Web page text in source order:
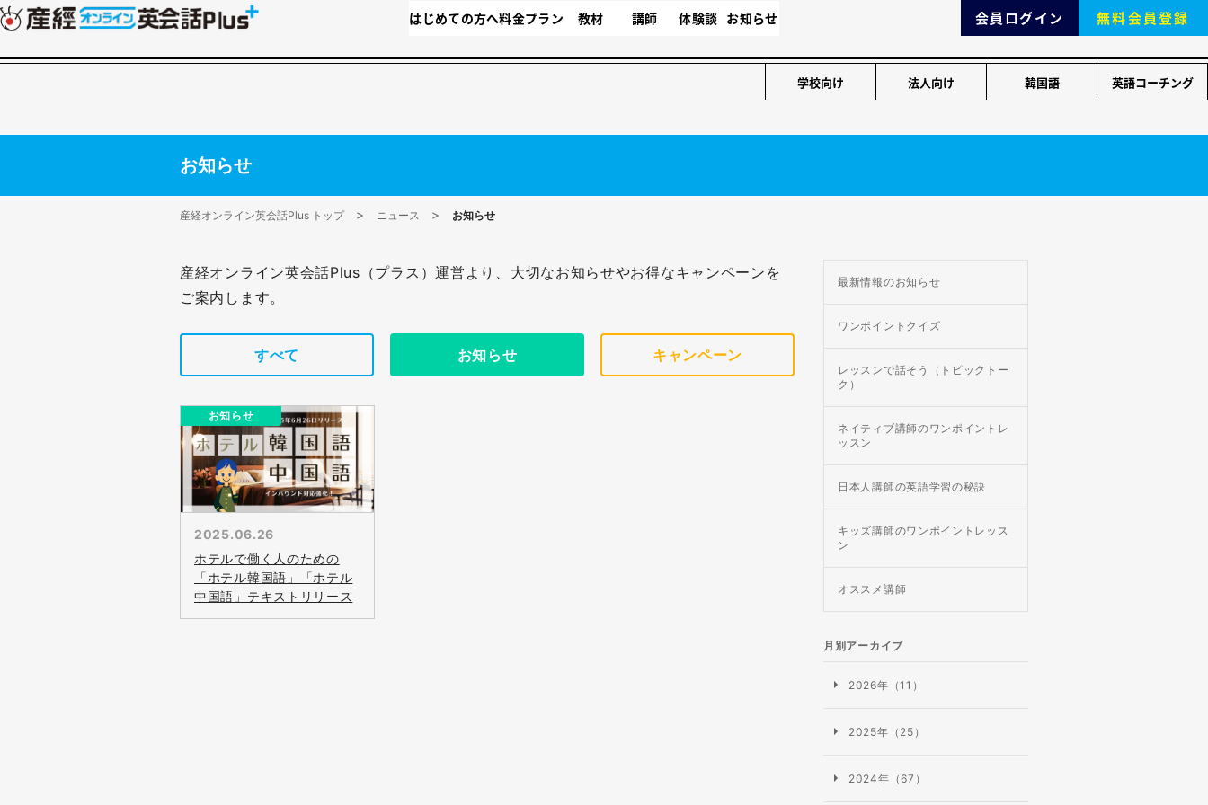
はじめての方へ料金プラン 教材 講師 体験談 お知らせ 会員ログイン 無料会員登録
学校向け 法人向け 韓国語 英語コーチング
お知らせ
産経オンライン英会話Plus トップ ニュース お知らせ
産経オンライン英会話Plus（プラス）運営より、大切なお知らせやお得なキャンペーンを
ご案内します。
すべて お知らせ キャンペーン
お知らせ
2025.06.26
ホテルで働く人のための
「ホテル韓国語」「ホテル
中国語」テキストリリース
最新情報のお知らせ
ワンポイントクイズ
レッスンで話そう（トピックトー
ク）
ネイティブ講師のワンポイントレ
ッスン
日本人講師の英語学習の秘訣
キッズ講師のワンポイントレッス
ン
オススメ講師
月別アーカイブ
2026年（11）
2025年（25）
2024年（67）